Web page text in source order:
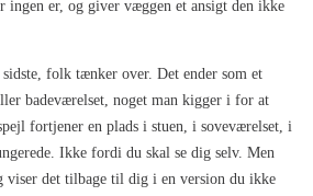
ingen er, og giver væggen et ansigt den ikke
folk tænker over. Det ender som et
badeværelset, noget man kigger i for at
fortjener en plads i stuen, i soveværelset, i
Ikke fordi du skal se dig selv. Men
viser det tilbage til dig i en version du ikke